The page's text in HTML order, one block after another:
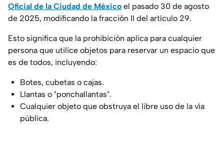
Oficial de la Ciudad de México el pasado 30 de agosto
de 2025, modificando la fracción II del artículo 29.
Esto significa que la prohibición aplica para cualquier
persona que utilice objetos para reservar un espacio que
es de todos, incluyendo:
Botes, cubetas o cajas.
Llantas o "ponchallantas".
Cualquier objeto que obstruya el libre uso de la vía
pública.